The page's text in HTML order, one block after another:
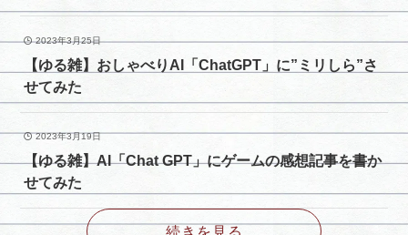
2023年3月25日
【ゆる雑】おしゃべりAI「ChatGPT」に”ミリしら”さ
せてみた
2023年3月19日
【ゆる雑】AI「Chat GPT」にゲームの感想記事を書か
せてみた
続きを見る